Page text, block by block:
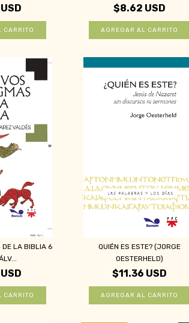
$8.62 USD
DE LA BIBLIA 6
QUIÉN ES ESTE? (JORGE
OESTERHELD)
$11.36 USD